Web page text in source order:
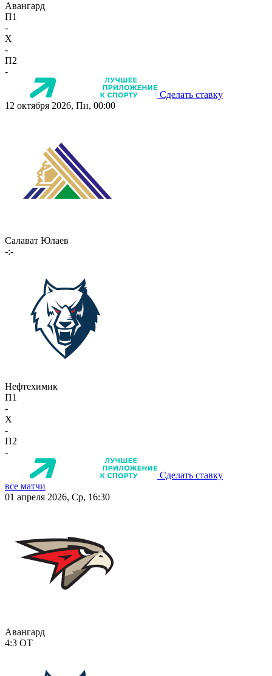
Авангард
П1
-
X
-
П2
-
Сделать ставку
12 октября 2026, Пн, 00:00
Салават Юлаев
-:-
Нефтехимик
П1
-
X
-
П2
-
Сделать ставку
все матчи
01 апреля 2026, Ср, 16:30
Авангард
4:3 ОТ